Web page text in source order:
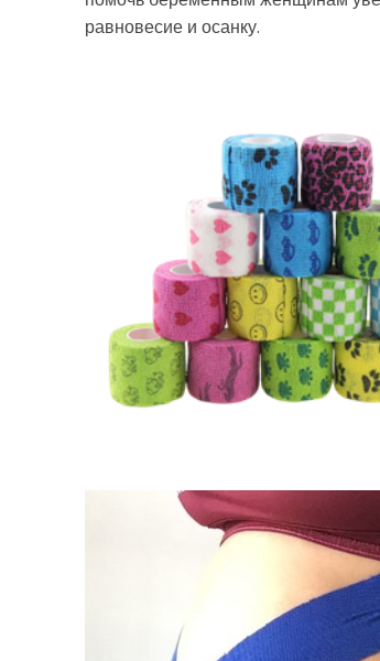
равновесие и осанку.